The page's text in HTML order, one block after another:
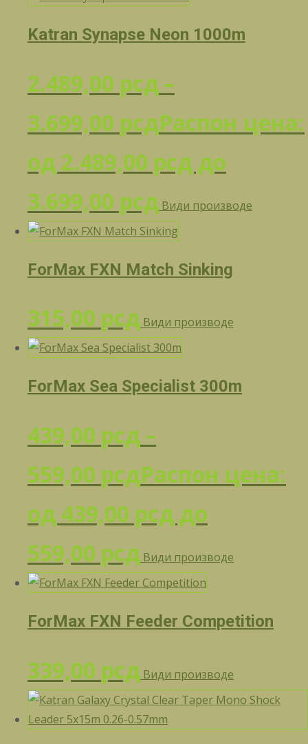
Katran Synapse Neon 1000m
2.489,00 рсд –
3.699,00 рсдРаспон цена:
од 2.489,00 рсд до
3.699,00 рсд Види производе
ForMax FXN Match Sinking
315,00 рсд Види производе
ForMax Sea Specialist 300m
439,00 рсд –
559,00 рсдРаспон цена:
од 439,00 рсд до
559,00 рсд Види производе
ForMax FXN Feeder Competition
339,00 рсд Види производе